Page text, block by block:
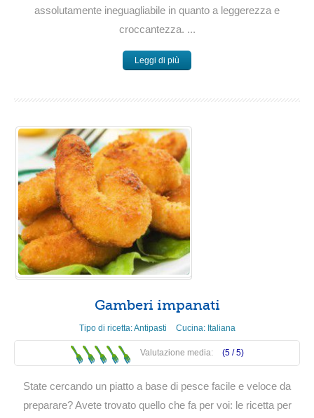
assolutamente ineguagliabile in quanto a leggerezza e
croccantezza. ...
Leggi di più
Gamberi impanati
Tipo di ricetta:Antipasti Cucina: Italiana
Valutazione media: (5 /5)
State cercando un piatto a base di pesce facile e veloce da
preparare? Avete trovato quello che fa per voi: le ricetta per